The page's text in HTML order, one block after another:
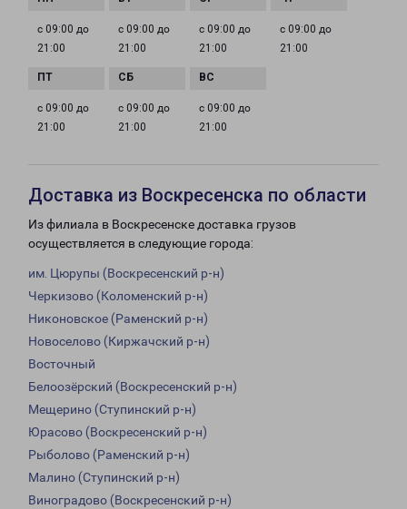
с 09:00 до
21:00
с 09:00 до
21:00
с 09:00 до
21:00
с 09:00 до
21:00
с 09:00 до
21:00
с 09:00 до
21:00
с 09:00 до
21:00
Доставка из Воскресенска по области
Из филиала в Воскресенске доставка грузов
осуществляется в следующие города:
им. Цюрупы (Воскресенский р-н)
Черкизово (Коломенский р-н)
Никоновское (Раменский р-н)
Новоселово (Киржачский р-н)
Восточный
Белоозёрский (Воскресенский р-н)
Мещерино (Ступинский р-н)
Юрасово (Воскресенский р-н)
Рыболово (Раменский р-н)
Малино (Ступинский р-н)
Виноградово (Воскресенский р-н)